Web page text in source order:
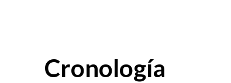
Cronología